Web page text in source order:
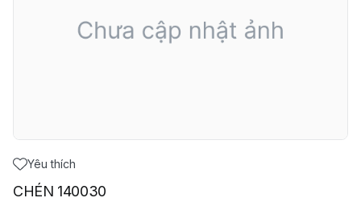
Yêu thích
CHÉN 140030